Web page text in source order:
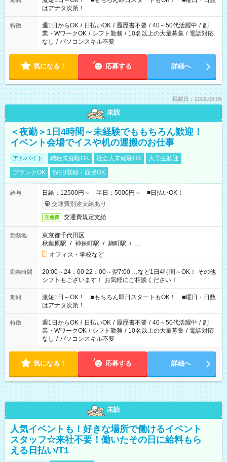
はアナタ次第！
特徴 週1日からOK / 日払いOK / 履歴書不要 / 40～50代活躍中 / 副
業・WワークOK / シフト勤務 / 10名以上の大量募集 / 電話対応
なし / パソコンスキル不要
気になる！ 応募する 詳細へ
掲載日：2026.08.05
未読
＜夜勤＞1日4時間～未経験でももちろん歓迎！
イベント会場でイスや机の運搬のお仕事
アルバイト 職種未経験OK 社会人未経験OK
大学生歓迎
ブランクOK
WEB登録・面接OK
給与
日給：12500円～ 半日：5000円～ ■日払いOK！
交通費別途支給あり
交通費 交通費規定支給
勤務地
東京都千代田区
秋葉原駅 / 神保町駅 / 麹町駅 / …
オフィス・学校など
勤務時間
20:00～24：00 22：00～翌7:00 …など1日4時間～OK！ その他
シフトもございます！ お気軽にご相談ください！
期間
激短1日～OK！ ■もちろん即日スタートもOK！ ■曜日・日数
はアナタ次第！
特徴 週1日からOK / 日払いOK / 履歴書不要 / 40～50代活躍中 / 副
業・WワークOK / シフト勤務 / 10名以上の大量募集 / 電話対応
なし / パソコンスキル不要
気になる！ 応募する 詳細へ
未読
人気イベントも！好きな場所で働けるイベント
スタッフ☆来社不要！働いたその日に給料もら
える日払い/T1